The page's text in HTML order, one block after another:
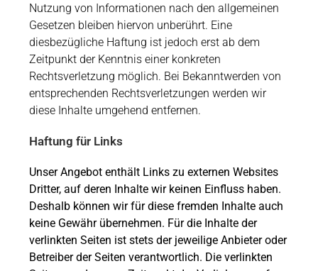
Nutzung von Informationen nach den allgemeinen
Gesetzen bleiben hiervon unberührt. Eine
diesbezügliche Haftung ist jedoch erst ab dem
Zeitpunkt der Kenntnis einer konkreten
Rechtsverletzung möglich. Bei Bekanntwerden von
entsprechenden Rechtsverletzungen werden wir
diese Inhalte umgehend entfernen.
Haftung für Links
Unser Angebot enthält Links zu externen Websites
Dritter, auf deren Inhalte wir keinen Einfluss haben.
Deshalb können wir für diese fremden Inhalte auch
keine Gewähr übernehmen. Für die Inhalte der
verlinkten Seiten ist stets der jeweilige Anbieter oder
Betreiber der Seiten verantwortlich. Die verlinkten